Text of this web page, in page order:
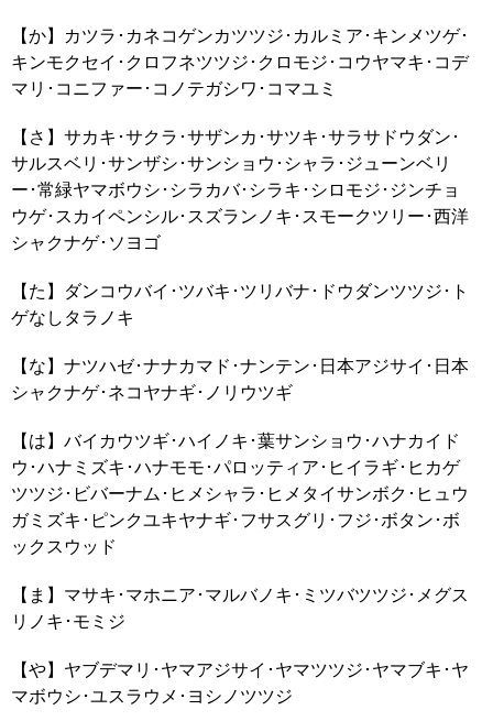
【か】カツラ･カネコゲンカツツジ･カルミア･キンメツゲ･
キンモクセイ･クロフネツツジ･クロモジ･コウヤマキ･コデ
マリ･コニファー･コノテガシワ･コマユミ
【さ】サカキ･サクラ･サザンカ･サツキ･サラサドウダン･
サルスベリ･サンザシ･サンショウ･シャラ･ジューンベリ
ー･常緑ヤマボウシ･シラカバ･シラキ･シロモジ･ジンチョ
ウゲ･スカイペンシル･スズランノキ･スモークツリー･西洋
シャクナゲ･ソヨゴ
【た】ダンコウバイ･ツバキ･ツリバナ･ドウダンツツジ･ト
ゲなしタラノキ
【な】ナツハゼ･ナナカマド･ナンテン･日本アジサイ･日本
シャクナゲ･ネコヤナギ･ノリウツギ
【は】バイカウツギ･ハイノキ･葉サンショウ･ハナカイド
ウ･ハナミズキ･ハナモモ･パロッティア･ヒイラギ･ヒカゲ
ツツジ･ビバーナム･ヒメシャラ･ヒメタイサンボク･ヒュウ
ガミズキ･ピンクユキヤナギ･フサスグリ･フジ･ボタン･ボ
ックスウッド
【ま】マサキ･マホニア･マルバノキ･ミツバツツジ･メグス
リノキ･モミジ
【や】ヤブデマリ･ヤマアジサイ･ヤマツツジ･ヤマブキ･ヤ
マボウシ･ユスラウメ･ヨシノツツジ